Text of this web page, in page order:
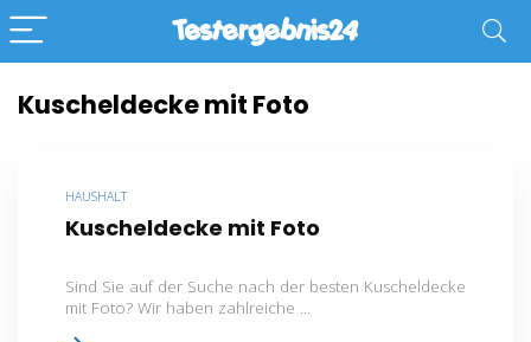
Kuscheldecke mit Foto
HAUSHALT
Kuscheldecke mit Foto
Sind Sie auf der Suche nach der besten Kuscheldecke
mit Foto? Wir haben zahlreiche ...